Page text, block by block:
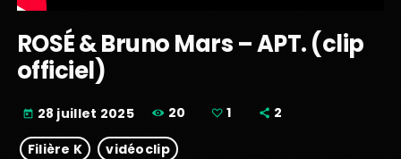
ROSÉ & Bruno Mars – APT. (clip
officiel)
today 28 juillet 2025 20 1 2
Filière K vidéoclip